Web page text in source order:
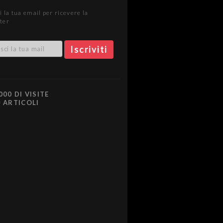
la tua email per ricevere la
DI VISITE
ARTICOLI